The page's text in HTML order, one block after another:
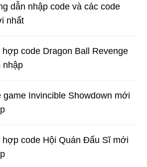
dẫn nhập code và các code
nhất
hợp code Dragon Ball Revenge
nhập
game Invincible Showdown mới
hợp code Hội Quán Đấu Sĩ mới